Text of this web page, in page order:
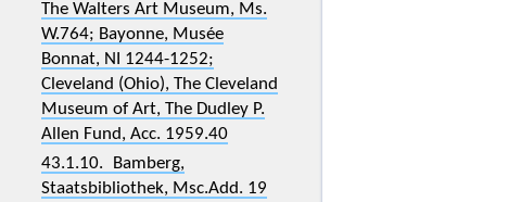
The Walters Art Museum, Ms.
W.764; Bayonne, Musée
Bonnat, NI 1244-1252;
Cleveland (Ohio), The Cleveland
Museum of Art, The Dudley P.
Allen Fund, Acc. 1959.40
43.1.10. Bamberg,
Staatsbibliothek, Msc.Add. 19